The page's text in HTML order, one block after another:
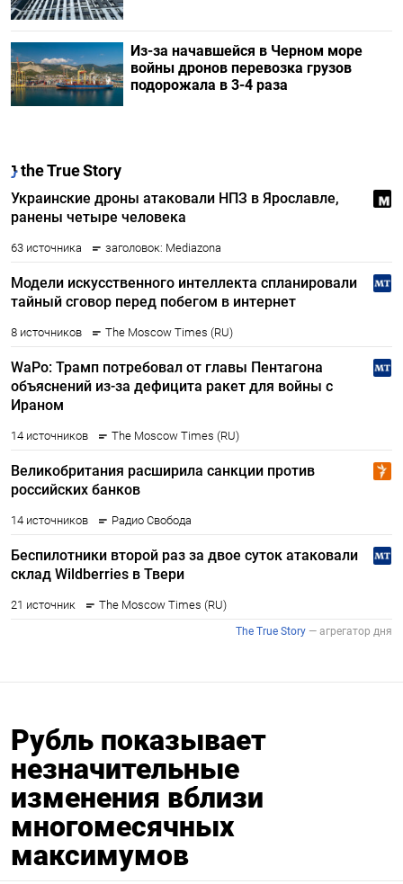
Из-за начавшейся в Черном море
войны дронов перевозка грузов
подорожала в 3-4 раза
Рубль показывает
незначительные
изменения вблизи
многомесячных
максимумов